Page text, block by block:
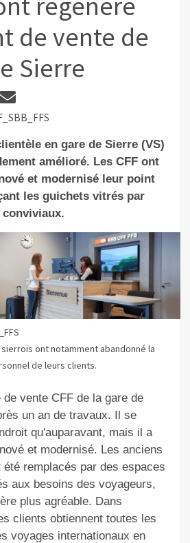
de vente de
Sierre
en gare de Sierre (VS)
amélioré. Les CFF ont
et modernisé leur point
les guichets vitrés par
conviviaux.
ont notamment abandonné la
de leurs clients.
vente CFF de la gare de
un an de travaux. Il se
qu'auparavant, mais il a
et modernisé. Les anciens
remplacés par des espaces
aux besoins des voyageurs,
plus agréable. Dans
clients obtiennent toutes les
voyages internationaux en